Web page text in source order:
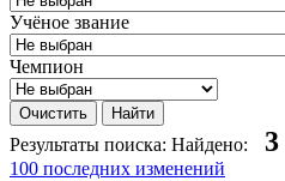
Учёное звание
Чемпион
Результаты поиска: Найдено: 3
100 последних изменений